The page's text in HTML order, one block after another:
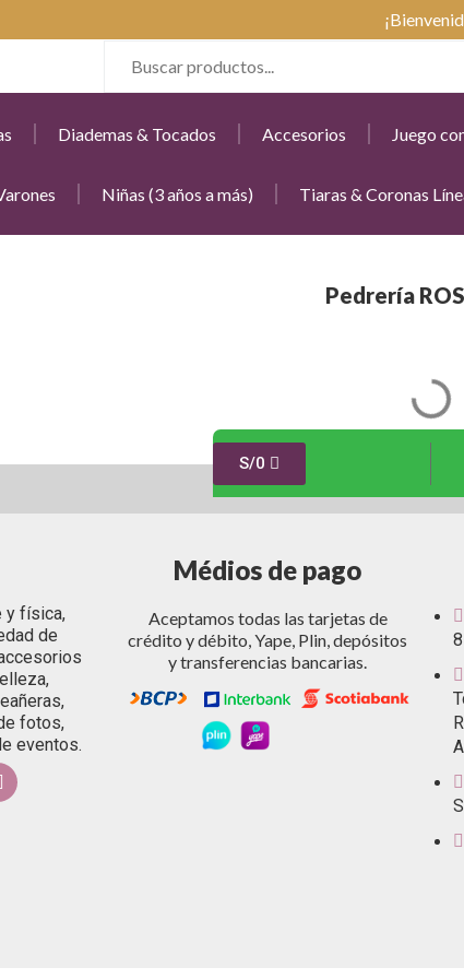
Diademas & Tocados Accesorios Juego
Niñas (3 años a más) Tiaras & Coronas
Pedrería
S/0
y física,
de
fotos,
eventos.
Médios de pago
Aceptamos todas las tarjetas de
crédito y débito, Yape, Plin, depósitos
y transferencias bancarias.